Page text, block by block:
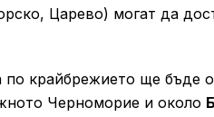
Царево) могат да
крайбрежието ще бъде
Черноморие и около